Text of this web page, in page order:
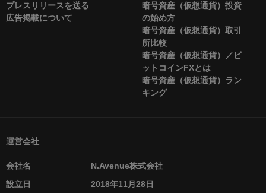
プレスリリースを送る
広告掲載について
暗号資産（仮想通貨）投資
の始め方
暗号資産（仮想通貨）取引
所比較
暗号資産（仮想通貨）／ビ
ットコインFXとは
暗号資産（仮想通貨）ラン
キング
運営会社
会社名
N.Avenue株式会社
設立日
2018年11月28日